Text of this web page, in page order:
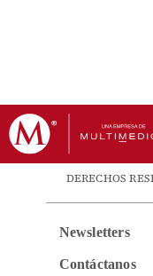
DERECHOS
Newsletters
Contáctanos